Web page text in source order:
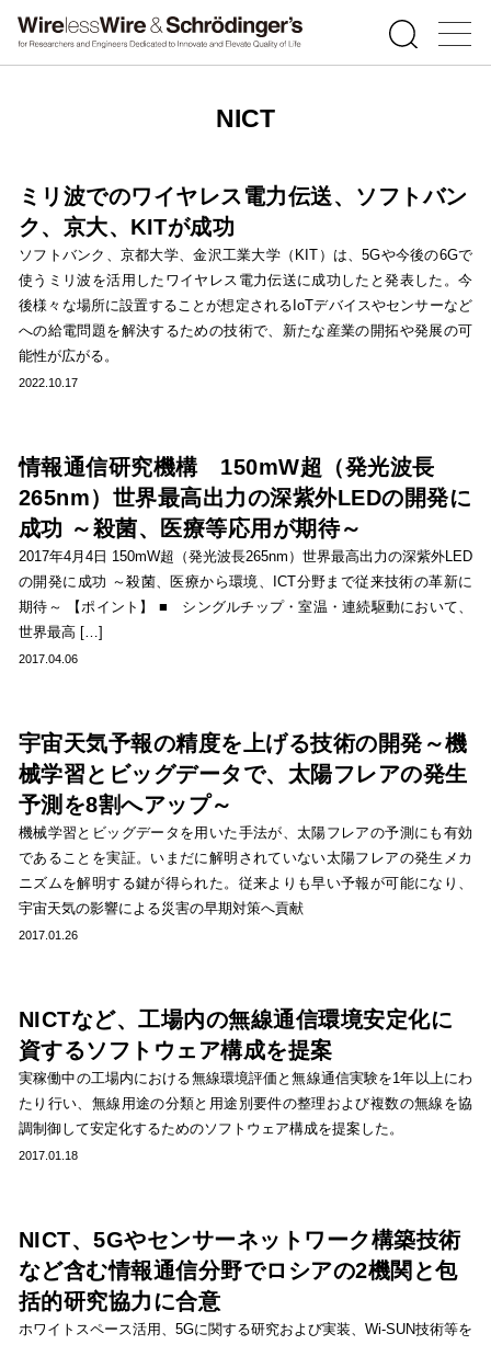
NICT
ミリ波でのワイヤレス電力伝送、ソフトバン
ク、京大、KITが成功
ソフトバンク、京都大学、金沢工業大学（KIT）は、5Gや今後の6Gで
使うミリ波を活用したワイヤレス電力伝送に成功したと発表した。今
後様々な場所に設置することが想定されるIoTデバイスやセンサーなど
への給電問題を解決するための技術で、新たな産業の開拓や発展の可
能性が広がる。
2022.10.17
情報通信研究機構 150mW超（発光波長
265nm）世界最高出力の深紫外LEDの開発に
成功 ～殺菌、医療等応用が期待～
2017年4月4日 150mW超（発光波長265nm）世界最高出力の深紫外LED
の開発に成功 ～殺菌、医療から環境、ICT分野まで従来技術の革新に
期待～ 【ポイント】 ■ シングルチップ・室温・連続駆動において、
世界最高 […]
2017.04.06
宇宙天気予報の精度を上げる技術の開発～機
械学習とビッグデータで、太陽フレアの発生
予測を8割へアップ～
機械学習とビッグデータを用いた手法が、太陽フレアの予測にも有効
であることを実証。いまだに解明されていない太陽フレアの発生メカ
ニズムを解明する鍵が得られた。従来よりも早い予報が可能になり、
宇宙天気の影響による災害の早期対策へ貢献
2017.01.26
NICTなど、工場内の無線通信環境安定化に
資するソフトウェア構成を提案
実稼働中の工場内における無線環境評価と無線通信実験を1年以上にわ
たり行い、無線用途の分類と用途別要件の整理および複数の無線を協
調制御して安定化するためのソフトウェア構成を提案した。
2017.01.18
NICT、5Gやセンサーネットワーク構築技術
など含む情報通信分野でロシアの2機関と包
括的研究協力に合意
ホワイトスペース活用、5Gに関する研究および実装、Wi-SUN技術等を